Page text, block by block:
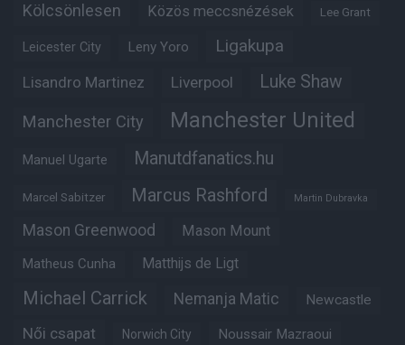
Kölcsönlesen Közös meccsnézések Lee Grant
Leicester City Leny Yoro Ligakupa
Lisandro Martinez Liverpool Luke Shaw
Manchester City Manchester United
Manuel Ugarte Manutdfanatics.hu
Marcel Sabitzer Marcus Rashford Martin Dubravka
Mason Greenwood Mason Mount
Matheus Cunha Matthijs de Ligt
Michael Carrick Nemanja Matic Newcastle
Női csapat Norwich City Noussair Mazraoui